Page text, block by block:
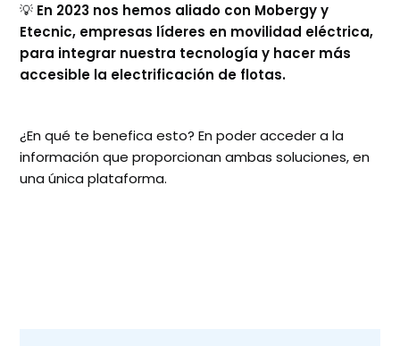
💡 En 2023 nos hemos aliado con Mobergy y
Etecnic, empresas líderes en movilidad eléctrica,
para integrar nuestra tecnología y hacer más
accesible la electrificación de flotas.
¿En qué te benefica esto? En poder acceder a la
información que proporcionan ambas soluciones, en
una única plataforma.